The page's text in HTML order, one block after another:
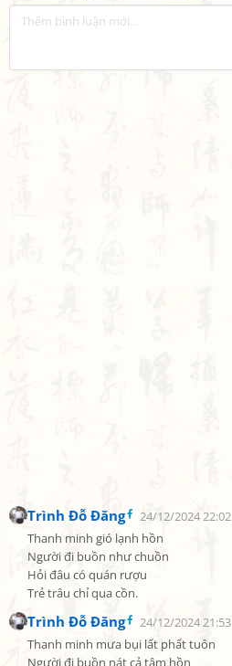
Trình Đỗ Đăng
24/12/2024 22:02
Thanh minh gió lạnh hồn
Người đi buồn như chuồn
Hỏi đâu có quán rượu
Trẻ trâu chỉ qua cồn.
Trình Đỗ Đăng
24/12/2024 21:53
Thanh minh mưa bụi lất phất tuôn
Người đi buồn nát cả tâm hồn